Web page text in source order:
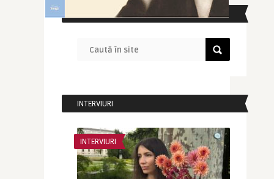
CAUTĂ ÎN SITE
INTERVIURI
INTERVIURI